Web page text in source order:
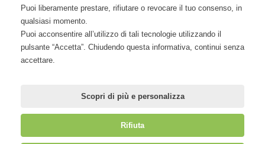
Prof. Martina Dalla Vecchia is head of
certificate courses (CAS, DAS) and lecturer for
Internet Business and Online Marketing at the
Puoi liberamente prestare, rifiutare o revocare il tuo consenso, in
qualsiasi momento.
Puoi acconsentire all’utilizzo di tali tecnologie utilizzando il
pulsante “Accetta”. Chiudendo questa informativa, continui senza
accettare.
Scopri di più e personalizza
Rifiuta